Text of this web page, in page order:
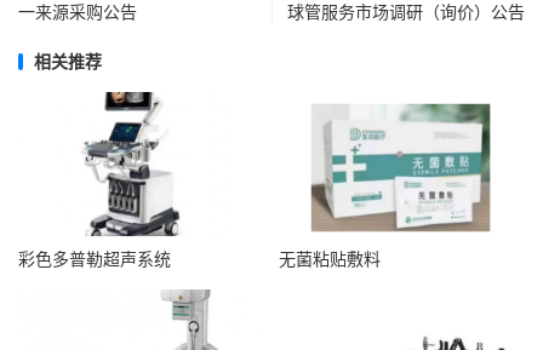
一来源采购公告
球管服务市场调研（询价）公告
相关推荐
彩色多普勒超声系统 无菌粘贴敷料